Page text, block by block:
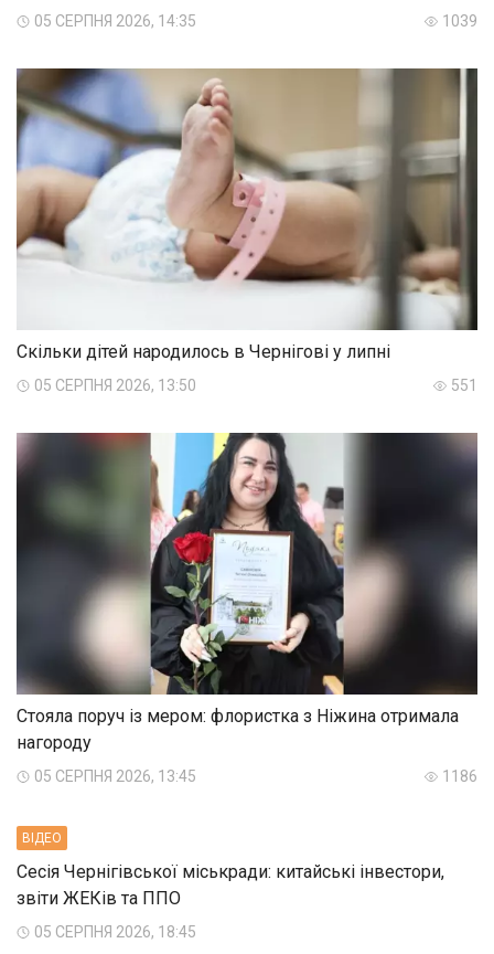
05 СЕРПНЯ 2026, 14:35 1039
Скільки дітей народилось в Чернігові у липні
05 СЕРПНЯ 2026, 13:50 551
Стояла поруч із мером: флористка з Ніжина отримала
нагороду
05 СЕРПНЯ 2026, 13:45 1186
ВIДЕО
Сесія Чернігівської міськради: китайські інвестори,
звіти ЖЕКів та ППО
05 СЕРПНЯ 2026, 18:45